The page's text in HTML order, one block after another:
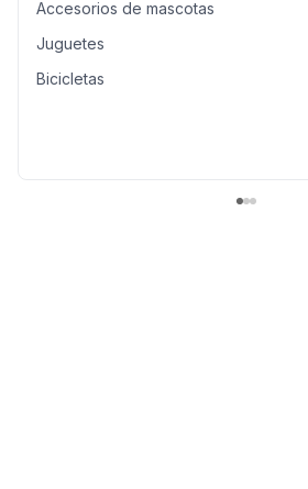
Accesorios de mascotas
Juguetes
Bicicletas